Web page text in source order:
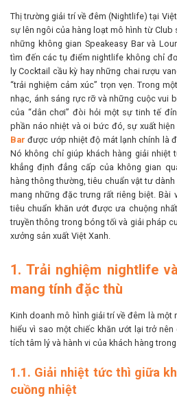
Thị trường giải trí về đêm (Nightlife) tại
sự lên ngôi của hàng loạt mô hình từ Club
những không gian Speakeasy Bar và
tìm đến các tụ điểm nightlife không chỉ
ly Cocktail cầu kỳ hay những chai rượu
“trải nghiệm cảm xúc” trọn vẹn. Trong
nhạc, ánh sáng rực rỡ và những cuộc vui
của “dân chơi” đòi hỏi một sự tinh tế
phần náo nhiệt và oi bức đó, sự xuất
Bar được ướp nhiệt độ mát lạnh chính là
Nó không chỉ giúp khách hàng giải nhiệt
khẳng định đẳng cấp của không gian
hàng thông thường, tiêu chuẩn vật tư
mang những đặc trưng rất riêng biệt. Bài
tiêu chuẩn khăn ướt được ưa chuộng
truyền thông trong bóng tối và giải pháp
xưởng sản xuất Việt Xanh.
1. Trải nghiệm nightlife
mang tính đặc thù
Kinh doanh mô hình giải trí về đêm là một
hiểu vì sao một chiếc khăn ướt lại trở
tích tâm lý và hành vi của khách hàng
1.1. Giải nhiệt tức thì giữa
cuồng nhiệt